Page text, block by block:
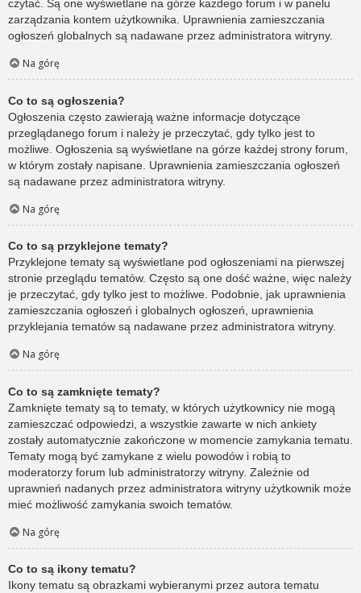
czytać. Są one wyświetlane na górze każdego forum i w panelu
zarządzania kontem użytkownika. Uprawnienia zamieszczania
ogłoszeń globalnych są nadawane przez administratora witryny.
Na górę
Co to są ogłoszenia?
Ogłoszenia często zawierają ważne informacje dotyczące
przeglądanego forum i należy je przeczytać, gdy tylko jest to
możliwe. Ogłoszenia są wyświetlane na górze każdej strony forum,
w którym zostały napisane. Uprawnienia zamieszczania ogłoszeń
są nadawane przez administratora witryny.
Na górę
Co to są przyklejone tematy?
Przyklejone tematy są wyświetlane pod ogłoszeniami na pierwszej
stronie przeglądu tematów. Często są one dość ważne, więc należy
je przeczytać, gdy tylko jest to możliwe. Podobnie, jak uprawnienia
zamieszczania ogłoszeń i globalnych ogłoszeń, uprawnienia
przyklejania tematów są nadawane przez administratora witryny.
Na górę
Co to są zamknięte tematy?
Zamknięte tematy są to tematy, w których użytkownicy nie mogą
zamieszczać odpowiedzi, a wszystkie zawarte w nich ankiety
zostały automatycznie zakończone w momencie zamykania tematu.
Tematy mogą być zamykane z wielu powodów i robią to
moderatorzy forum lub administratorzy witryny. Zależnie od
uprawnień nadanych przez administratora witryny użytkownik może
mieć możliwość zamykania swoich tematów.
Na górę
Co to są ikony tematu?
Ikony tematu są obrazkami wybieranymi przez autora tematu